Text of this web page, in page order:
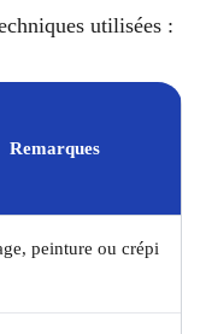
utilisées :
Remarques
peinture ou crépi